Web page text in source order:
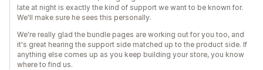
late at night is exactly the kind of support we want to be known for.
We'll make sure he sees this personally.
We're really glad the bundle pages are working out for you too, and
it's great hearing the support side matched up to the product side. If
anything else comes up as you keep building your store, you know
where to find us.